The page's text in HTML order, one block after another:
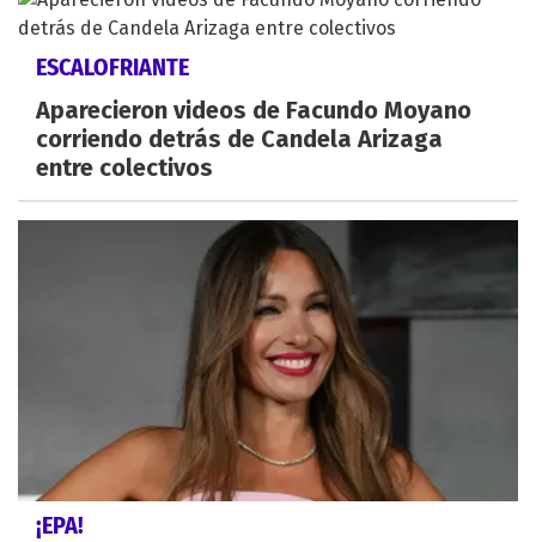
ESCALOFRIANTE
Aparecieron videos de Facundo Moyano
corriendo detrás de Candela Arizaga
entre colectivos
¡EPA!